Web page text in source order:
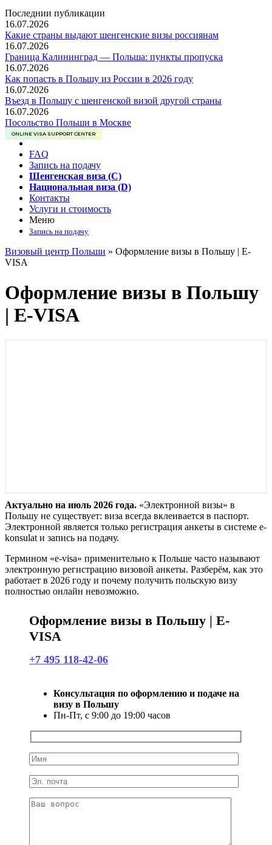
Последнии публикации
16.07.2026
Какие страны выдают шенгенские визы россиянам
16.07.2026
Граница Калининград — Польша: пункты пропуска
16.07.2026
Как попасть в Польшу из России в 2026 году
16.07.2026
Въезд в Польшу с шенгенской визой другой страны
16.07.2026
Посольство Польши в Москве
ONLINE VISA SUPPORT CENTER
FAQ
Запись на подачу
Шенгенская виза (C)
Национальная виза (D)
Контакты
Услуги и стоимость
Меню
Запись на подачу
Визовый центр Польши » Оформление визы в Польшу | E-
VISA
Оформление визы в Польшу
| E-VISA
Актуально на июль 2026 года. «Электронной визы» в
Польшу не существует: виза всегда вклеивается в паспорт.
Электронной является только регистрация анкеты в системе e-
konsulat и запись на подачу.
Термином «e-visa» применительно к Польше часто называют
электронную регистрацию визовой анкеты. Разберём, как это
работает в 2026 году и почему получить польскую визу
полностью онлайн невозможно.
Оформление визы в Польшу | E-
VISA
+7 495 118-42-06
Консультация по оформлению и подаче на
визу в Польшу
Пн-Пт, с 9:00 до 19:00 часов